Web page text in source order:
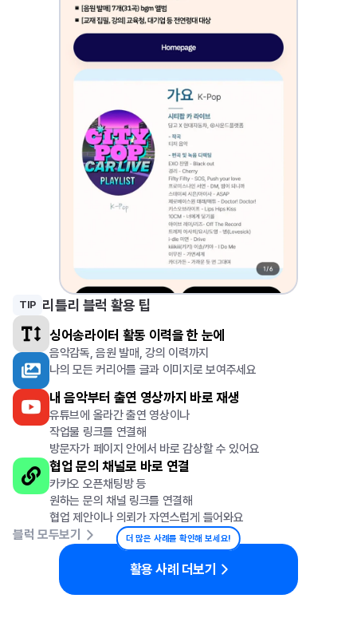
TIP 리틀리 블럭 활용 팁
싱어송라이터 활동 이력을 한 눈에
음악감독, 음원 발매, 강의 이력까지
나의 모든 커리어를 글과 이미지로 보여주세요
내 음악부터 출연 영상까지 바로 재생
유튜브에 올라간 출연 영상이나
작업물 링크를 연결해
방문자가 페이지 안에서 바로 감상할 수 있어요
협업 문의 채널로 바로 연결
카카오 오픈채팅방 등
원하는 문의 채널 링크를 연결해
협업 제안이나 의뢰가 자연스럽게 들어와요
블럭 모두보기 더 많은 사례를 확인해 보세요!
활용 사례 더보기